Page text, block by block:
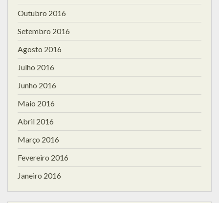
Outubro 2016
Setembro 2016
Agosto 2016
Julho 2016
Junho 2016
Maio 2016
Abril 2016
Março 2016
Fevereiro 2016
Janeiro 2016